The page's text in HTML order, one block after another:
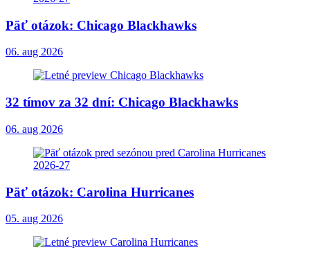
Päť otázok: Chicago Blackhawks
06. aug 2026
32 tímov za 32 dní: Chicago Blackhawks
06. aug 2026
Päť otázok: Carolina Hurricanes
05. aug 2026